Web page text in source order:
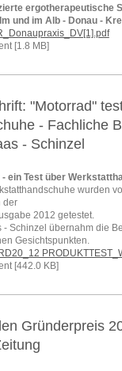
ergotherapeutische
und im Alb - Donau -
[1.8 MB]
"Motorrad"
- Fachliche
- Schinzel
ein Test über
wurden
der
2012 getestet.
- Schinzel übernahm die
Gesichtspunkten.
[442.0 KB]
Gründerpreis